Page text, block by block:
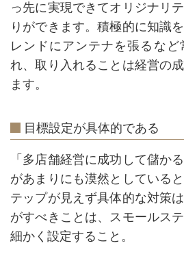
っ先に実現できてオリジナリ
りができます。積極的に知識
レンドにアンテナを張るな
れ、取り入れることは経営の
ます。
目標設定が具体的である
「多店舗経営に成功して儲か
があまりにも漠然としている
テップが見えず具体的な対策
がすべきことは、スモールス
細かく設定すること。